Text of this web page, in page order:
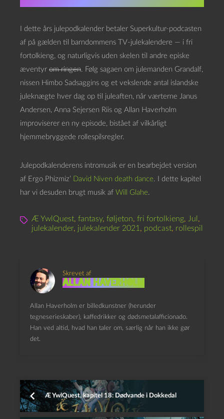
I dette års julepodkalender betaler Superkultur-podcasten
af på gælden til barndommens TV-julekalendere — i fri
fortolkieng, og naturligvis uden skelen til andre episke
æventyr om ringen. Følg sagaen om julemanden Grandalf,
nissen Himbo Sadsaggins og et vekslende antal islandske
juleknægte hver dag op til juleaften, når værterne Janus
Andersen, Anna Sejersen Riis og Allan Haverholm
improviserer en ny episode, bistået af vilkårligt
hjemmebryggede rollespilsregler.
Julepodkalenderens intromusik er en bearbejdet version
af Ergo Phizmiz’ David Niven death dance. I dette kapitel
har vi desuden brugt musik af Will Glahe.
Æ YwlQuest, fantasy, føljeton, fri fortolkieng, Jul ,
julekalender, julekalender 2021 , podcast, rollespil
Skrevet af
Allan Haverholm
Allan Haverholm er billedkunstner (herunder
tegneserieskaber), kaffedrikker og dødsmetalafficionado.
Han ved altid, hvad han taler om, særlig når han ikke gør
det.
Æ YwlQuest, kapitel 18: Dødvande i Dokkedal